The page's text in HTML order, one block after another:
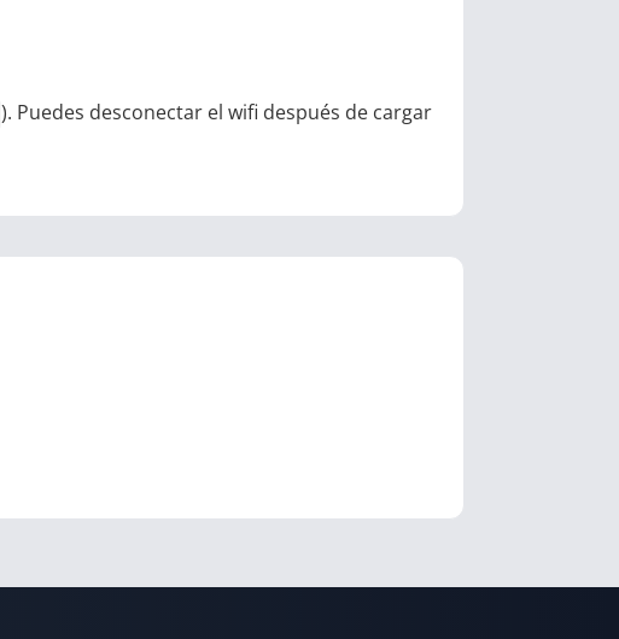
). Puedes desconectar el wifi después de cargar